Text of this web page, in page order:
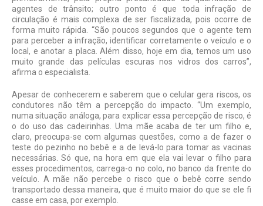
agentes de trânsito; outro ponto é que toda infração de
circulação é mais complexa de ser fiscalizada, pois ocorre de
forma muito rápida. “São poucos segundos que o agente tem
para perceber a infração, identificar corretamente o veículo e o
local, e anotar a placa. Além disso, hoje em dia, temos um uso
muito grande das películas escuras nos vidros dos carros”,
afirma o especialista.
Apesar de conhecerem e saberem que o celular gera riscos, os
condutores não têm a percepção do impacto. “Um exemplo,
numa situação análoga, para explicar essa percepção de risco, é
o do uso das cadeirinhas. Uma mãe acaba de ter um filho e,
claro, preocupa-se com algumas questões, como a de fazer o
teste do pezinho no bebê e a de levá-lo para tomar as vacinas
necessárias. Só que, na hora em que ela vai levar o filho para
esses procedimentos, carrega-o no colo, no banco da frente do
veículo. A mãe não percebe o risco que o bebê corre sendo
transportado dessa maneira, que é muito maior do que se ele fi
casse em casa, por exemplo.